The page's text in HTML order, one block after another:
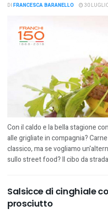
DI FRANCESCA BARANELLO 30
Con il caldo e la bella stagione
alle grigliate in compagnia?
classico, ma se vogliamo
sullo street food? Il cibo da
Salsicce di cinghiale
prosciutto